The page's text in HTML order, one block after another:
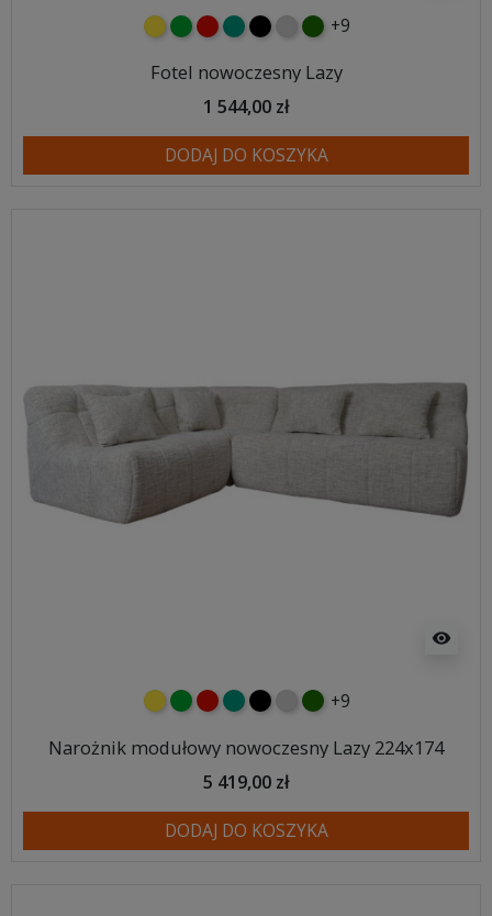
żółtyzielonyczerwony
turkusowy
czarnyjasnoszary
butelkowa zieleń
+9
Fotel nowoczesny Lazy
1 544,00 zł
DODAJ DO KOSZYKA
visibility
żółtyzielonyczerwony
turkusowy
czarnyjasnoszary
butelkowa zieleń
+9
Narożnik modułowy nowoczesny Lazy 224x174
5 419,00 zł
DODAJ DO KOSZYKA